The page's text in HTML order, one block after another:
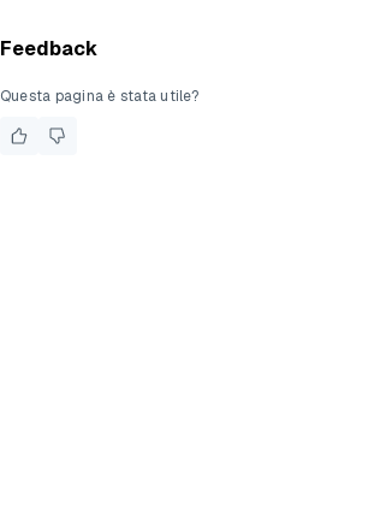
Feedback
Questa pagina è stata utile?